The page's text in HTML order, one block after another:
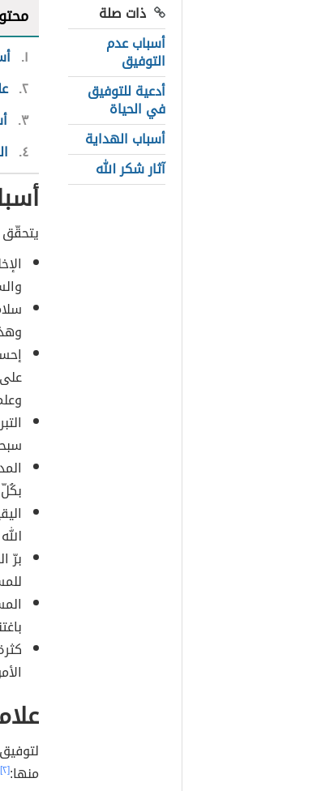
ذات صلة
أسباب عدم
التوفيق
أدعية للتوفيق
في الحياة
أسباب الهداية
آثار شكر الله
١
٢
٣
٤
يتحقّق
برّ
منها:[٢]